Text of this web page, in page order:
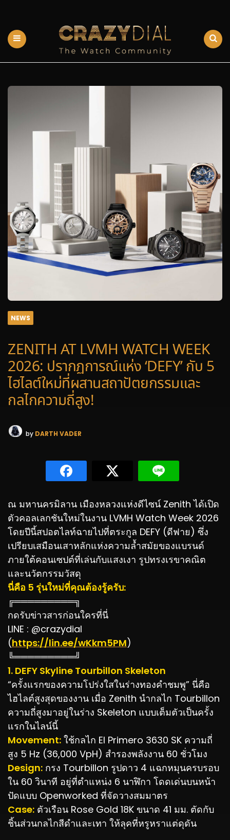
NEWS
ZENITH AT LVMH WATCH WEEK
2026: ปรากฏการณ์แห่ง ‘DEFY’ กับ 5
ไฮไลต์ใหม่ที่ผสานสถาปัตยกรรมและ
กลไกความถี่สูง!
by DARTH VADER
ณ มหานครมิลาน เมืองหลวงแห่งดีไซน์ Zenith ได้เปิด
ตัวคอลเลกชันใหม่ในงาน LVMH Watch Week 2026
โดยปีนี้สปอตไลท์ฉายไปที่ตระกูล DEFY (ดีฟาย) ซึ่ง
เปรียบเสมือนเสาหลักแห่งความล้ำสมัยของแบรนด์
ภายใต้คอนเซปต์ที่เล่นกับแสงเงา รูปทรงเรขาคณิต
และนวัตกรรมวัสดุ
นี่คือ 5 รุ่นใหม่ที่คุณต้องรู้ครับ:
╔═════════╗
กดรับข่าวสารก่อนใครที่นี่
LINE : @crazydial
(https://lin.ee/wKkm5PM)
╚═════════╝
1. DEFY Skyline Tourbillon Skeleton
“ครั้งแรกของความโปร่งใสในร่างทองคำชมพู” นี่คือ
ไฮไลต์สูงสุดของงาน เมื่อ Zenith นำกลไก Tourbillon
ความถี่สูงมาอยู่ในร่าง Skeleton แบบเต็มตัวเป็นครั้ง
แรกในไลน์นี้
Movement: ใช้กลไก El Primero 3630 SK ความถี่
สูง 5 Hz (36,000 VpH) สำรองพลังงาน 60 ชั่วโมง
Design: กรง Tourbillon รูปดาว 4 แฉกหมุนครบรอบ
ใน 60 วินาที อยู่ที่ตำแหน่ง 6 นาฬิกา โดดเด่นบนหน้า
ปัดแบบ Openworked ที่จัดวางสมมาตร
Case: ตัวเรือน Rose Gold 18K ขนาด 41 มม. ตัดกับ
ชิ้นส่วนกลไกสีดำและเทา ให้ลุคที่หรูหราแต่ดุดัน